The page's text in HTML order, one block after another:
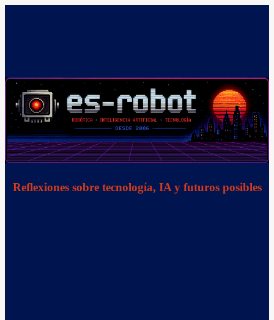
Reflexiones sobre tecnología, IA y futuros posibles